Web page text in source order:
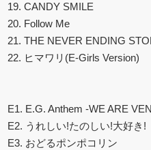
19. CANDY SMILE
20. Follow Me
21. THE NEVER ENDING
22. ヒマワリ(E-Girls Version)
E1. E.G. Anthem -WE ARE
E2. うれしい!たのしい!大好き!
E3. おどるポンポコリン